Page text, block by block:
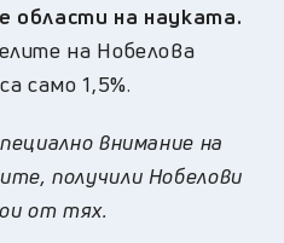
области на науката.
на Нобелова
само 1,5%.
внимание на
получили Нобелови
от тях.